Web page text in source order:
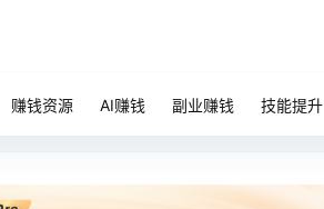
赚钱资源 AI赚钱 副业赚钱 技能提升